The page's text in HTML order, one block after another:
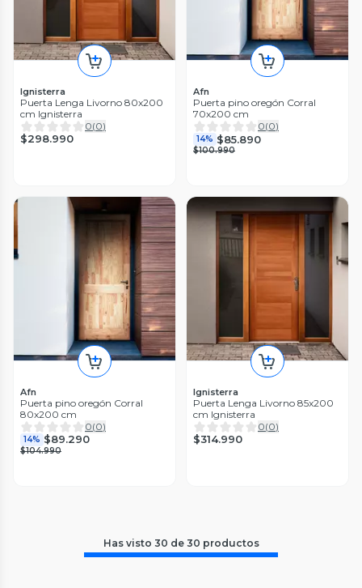
Ignisterra
Puerta Lenga Livorno 80x200
cm Ignisterra
0(0)
$298.990
Afn
Puerta pino oregón Corral
70x200 cm
0(0)
14% $85.890
$100.990
Afn
Puerta pino oregón Corral
80x200 cm
0(0)
14% $89.290
$104.990
Ignisterra
Puerta Lenga Livorno 85x200
cm Ignisterra
0(0)
$314.990
Has visto 30 de 30 productos